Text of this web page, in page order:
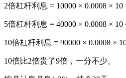
2倍杠杆利息 = 10000 × 0.0008 × 10
5倍杠杆利息 = 40000 × 0.0008 × 10
10倍杠杆利息 = 90000 × 0.0008 ×
10倍比2倍贵了9倍，一分不少。